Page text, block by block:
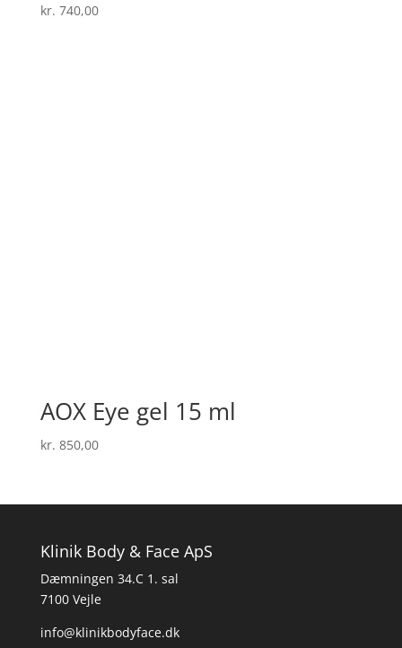
kr. 740,00
AOX Eye gel 15 ml
kr. 850,00
Klinik Body & Face ApS
Dæmningen 34.C 1. sal
7100 Vejle
info@klinikbodyface.dk